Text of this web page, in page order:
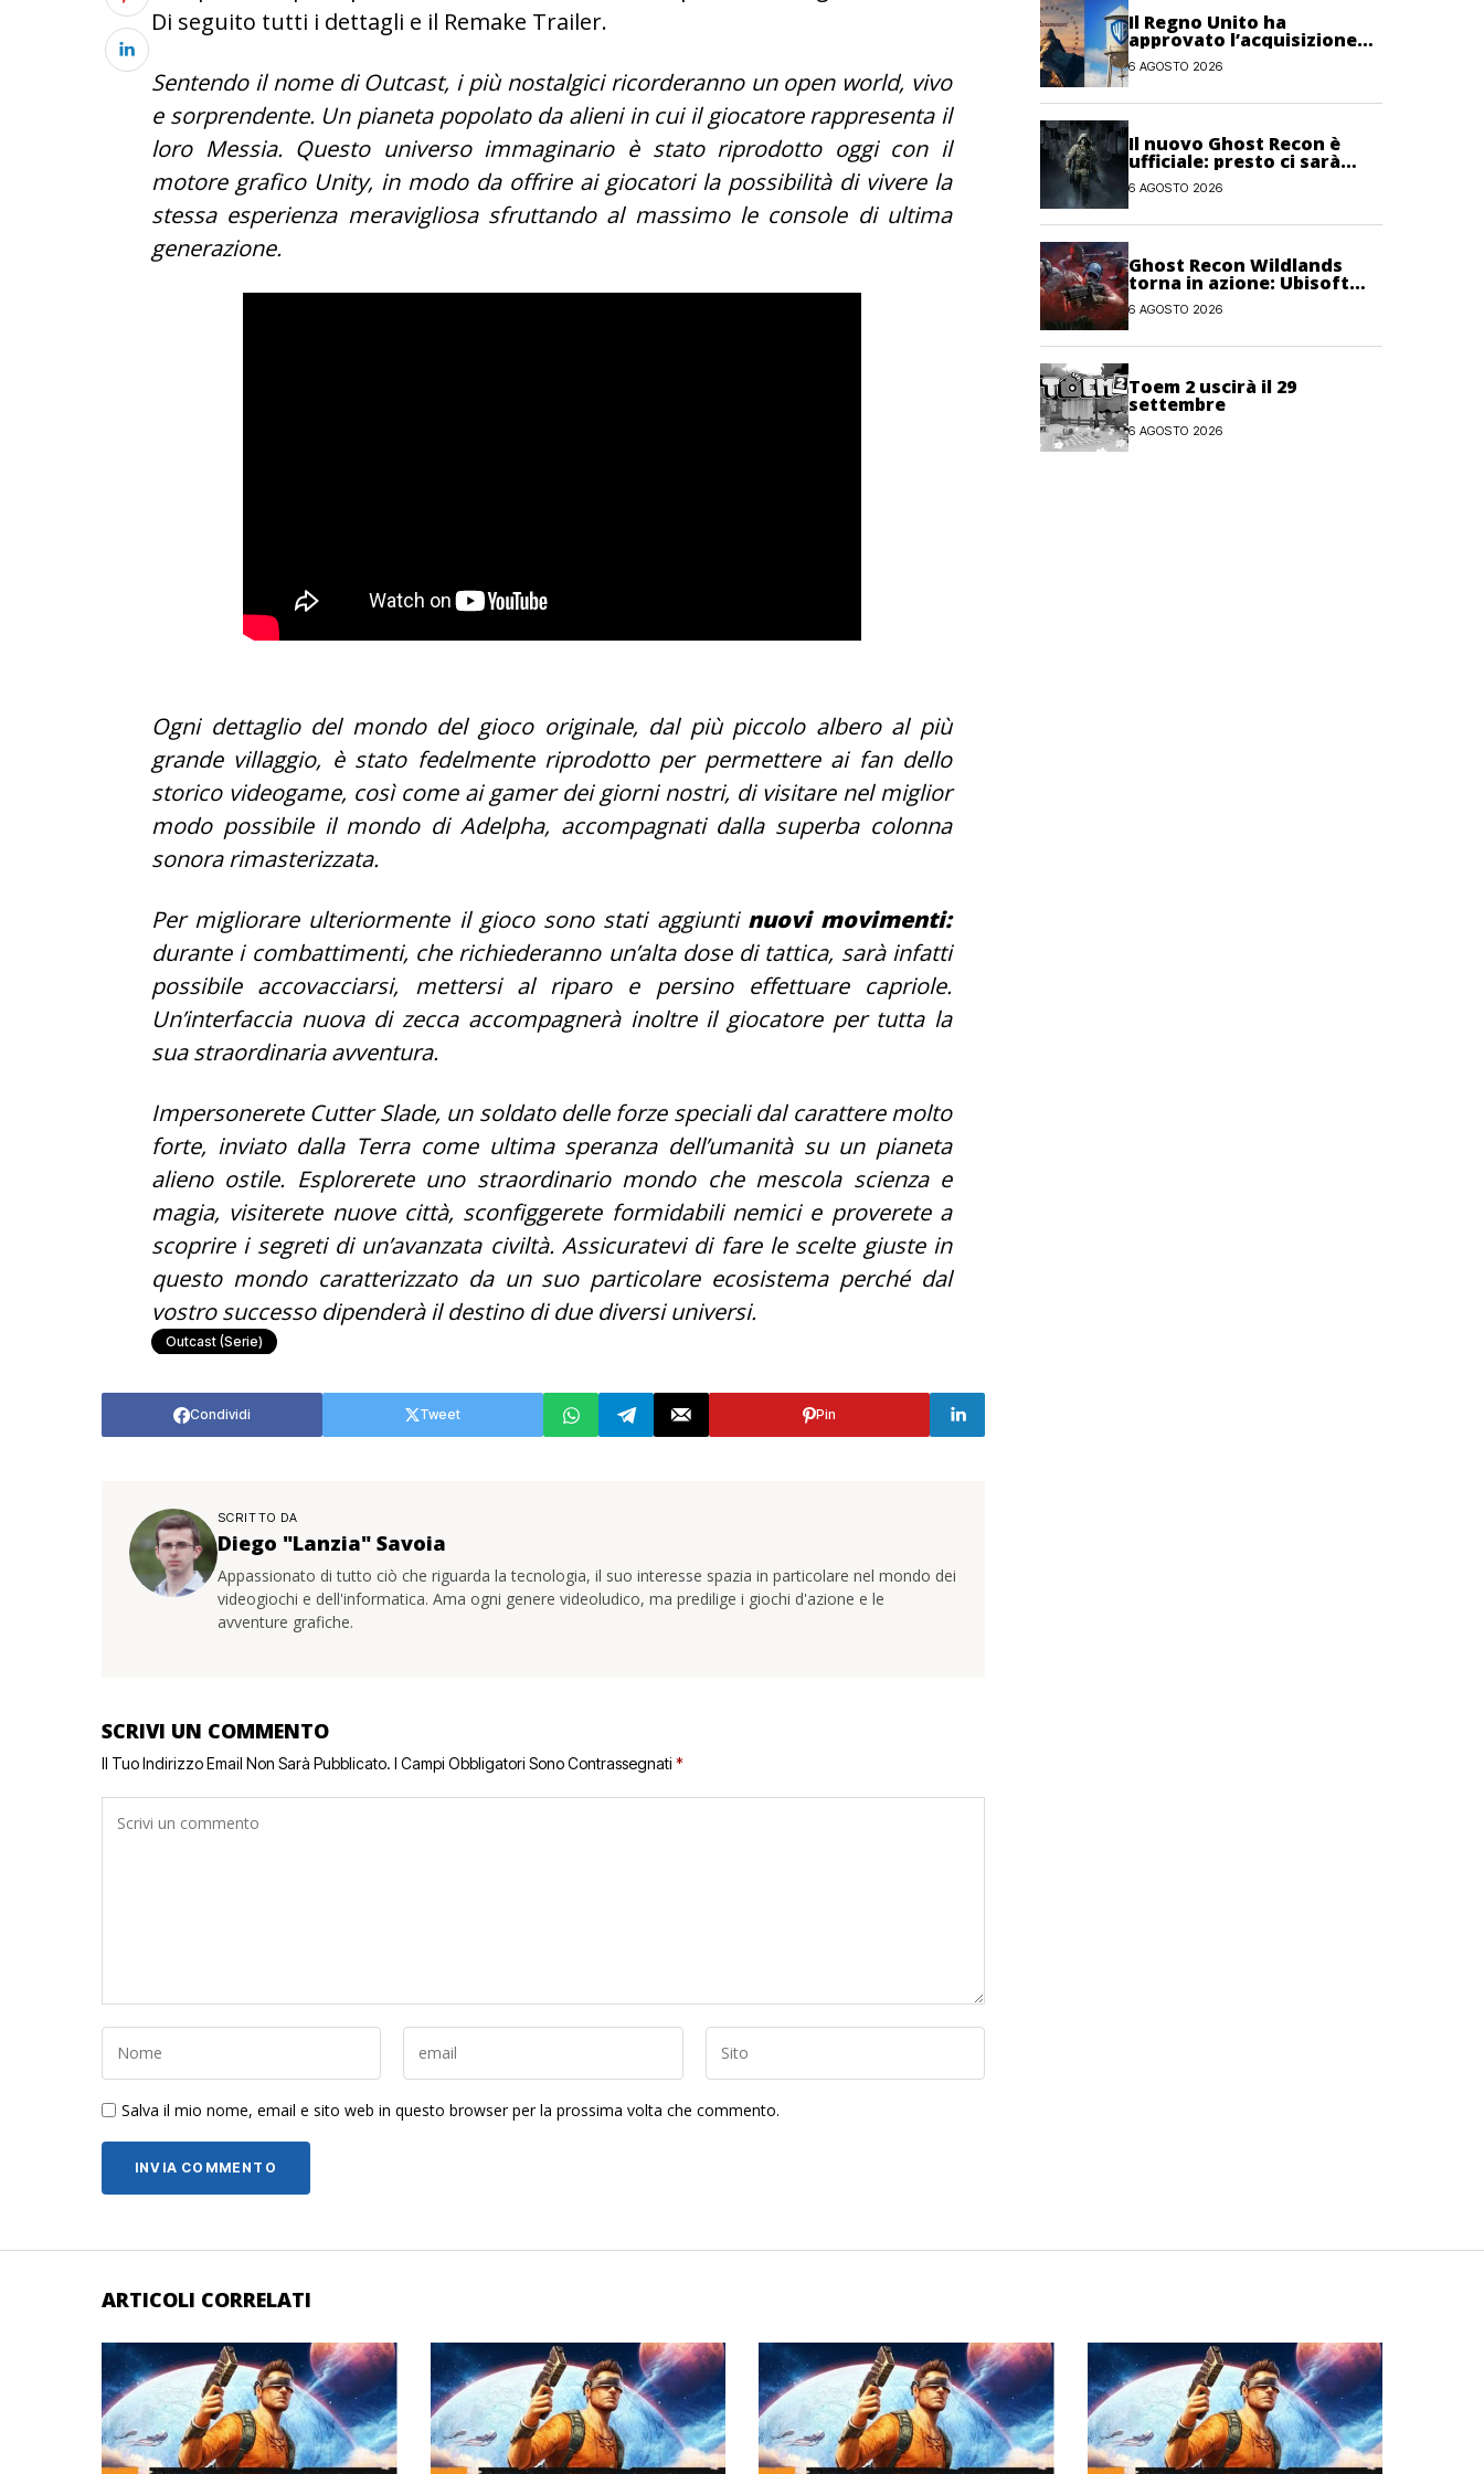
Di seguito tutti i dettagli e il Remake Trailer.
Sentendo il nome di Outcast, i più nostalgici ricorderanno un open world, vivo
e sorprendente. Un pianeta popolato da alieni in cui il giocatore rappresenta il
loro Messia. Questo universo immaginario è stato riprodotto oggi con il
motore grafico Unity, in modo da offrire ai giocatori la possibilità di vivere la
stessa esperienza meravigliosa sfruttando al massimo le console di ultima
generazione.
Ogni dettaglio del mondo del gioco originale, dal più piccolo albero al più
grande villaggio, è stato fedelmente riprodotto per permettere ai fan dello
storico videogame, così come ai gamer dei giorni nostri, di visitare nel miglior
modo possibile il mondo di Adelpha, accompagnati dalla superba colonna
sonora rimasterizzata.
Per migliorare ulteriormente il gioco sono stati aggiunti nuovi movimenti:
durante i combattimenti, che richiederanno un’alta dose di tattica, sarà infatti
possibile accovacciarsi, mettersi al riparo e persino effettuare capriole.
Un’interfaccia nuova di zecca accompagnerà inoltre il giocatore per tutta la
sua straordinaria avventura.
Impersonerete Cutter Slade, un soldato delle forze speciali dal carattere molto
forte, inviato dalla Terra come ultima speranza dell’umanità su un pianeta
alieno ostile. Esplorerete uno straordinario mondo che mescola scienza e
magia, visiterete nuove città, sconfiggerete formidabili nemici e proverete a
scoprire i segreti di un’avanzata civiltà. Assicuratevi di fare le scelte giuste in
questo mondo caratterizzato da un suo particolare ecosistema perché dal
vostro successo dipenderà il destino di due diversi universi.
Outcast (serie)
Condividi Tweet Pin
SCRITTO DA
Diego "Lanzia" Savoia
Appassionato di tutto ciò che riguarda la tecnologia, il suo interesse spazia in particolare nel mondo dei
videogiochi e dell'informatica. Ama ogni genere videoludico, ma predilige i giochi d'azione e le
avventure grafiche.
SCRIVI UN COMMENTO
Il Tuo Indirizzo Email Non Sarà Pubblicato. I Campi Obbligatori Sono Contrassegnati *
Salva il mio nome, email e sito web in questo browser per la prossima volta che commento.
Il Regno Unito ha
approvato l’acquisizione
Paramount-Warner Bros
Discovery
6 AGOSTO 2026
Il nuovo Ghost Recon è
ufficiale: presto ci sarà
anche una fase di test
6 AGOSTO 2026
Ghost Recon Wildlands
torna in azione: Ubisoft
lancia il maxi
aggiornamento gratuito
6 AGOSTO 2026
Toem 2 uscirà il 29
settembre
6 AGOSTO 2026
ARTICOLI CORRELATI